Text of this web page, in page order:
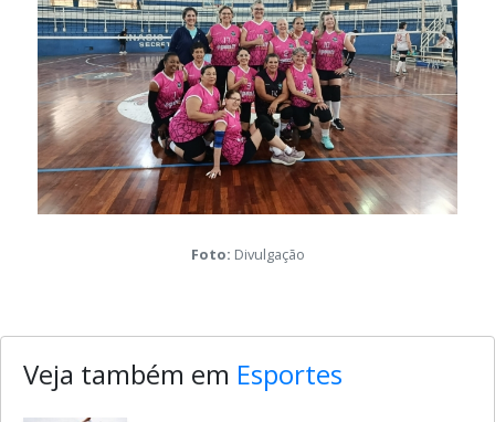
Foto: Divulgação
Veja também em Esportes